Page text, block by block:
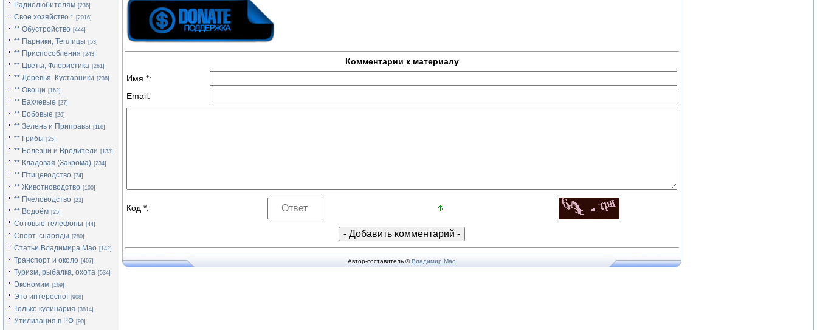
Радиолюбителям [236]
Свое хозяйство * [2016]
** Обустройство [444]
** Парники, Теплицы [53]
** Приспособления [243]
** Цветы, Флористика [261]
** Деревья, Кустарники [236]
** Овощи [162]
** Бахчевые [27]
** Бобовые [20]
** Зелень и Приправы [116]
** Грибы [25]
** Болезни и Вредители [133]
** Кладовая (Закрома) [234]
** Птицеводство [74]
** Животноводство [100]
** Пчеловодство [23]
** Водоём [25]
Сотовые телефоны [44]
Спорт, снаряды [280]
Статьи Владимира Мао [142]
Транспорт и около [407]
Туризм, рыбалка, охота [534]
Экономим [169]
Это интересно! [908]
Только кулинария [3814]
Утилизация в РФ [90]
Комментарии к материалу
Имя *:
Email:
Код *:
Автор-составитель ©Владимир Мао